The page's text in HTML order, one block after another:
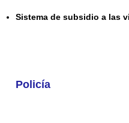
Sistema de subsidio a las
Policía